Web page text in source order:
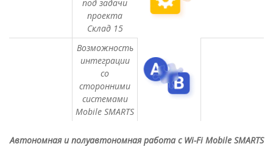
под задачи
проекта
Склад 15
Возможность
интеграции
со
сторонними
системами
Mobile SMARTS
Автономная и полуавтономная работа с Wi-Fi Mobile SMARTS